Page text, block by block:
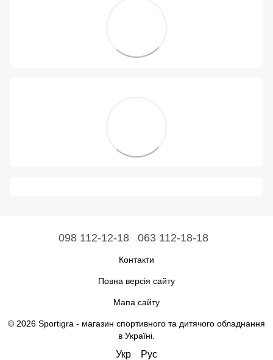
098 112-12-18 063 112-18-18
Контакти
Повна версія сайту
Мапа сайту
© 2026 Sportigra - магазин спортивного та дитячого обладнання
в Україні
Укр Рус